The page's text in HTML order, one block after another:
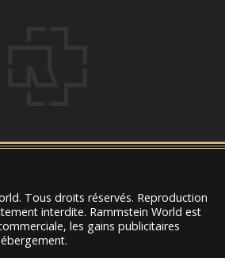
Tous droits réservés. Reproduction
interdite. Rammstein World est
les gains publicitaires